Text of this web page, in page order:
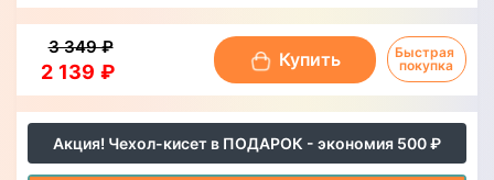
Акция! Чехол-кисет в ПОДАРОК - экономия 500 ₽
2 139 ₽
3 349 ₽
Купить
Быстрая
покупка